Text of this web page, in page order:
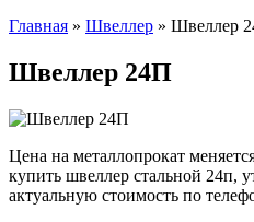
Главная » Швеллер » Швеллер
Швеллер 24П
Цена на металлопрокат
купить швеллер стальной 24п,
актуальную стоимость по